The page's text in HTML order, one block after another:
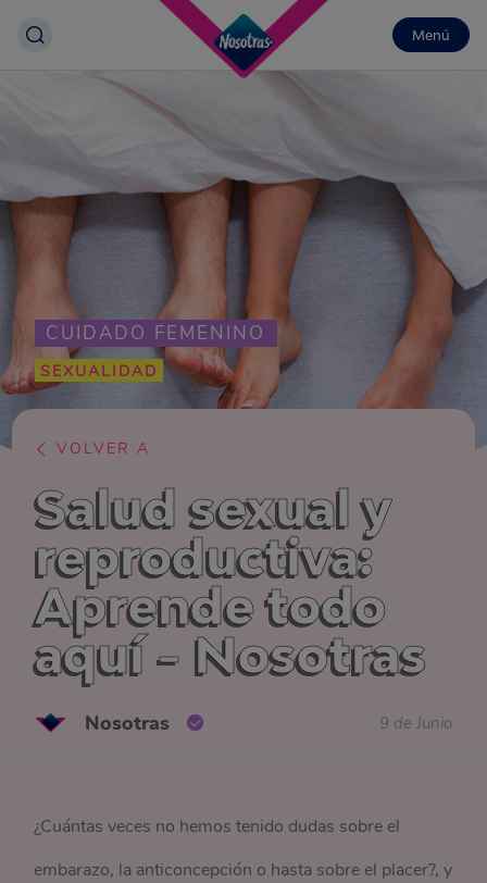
Menú
CUIDADO FEMENINO
SEXUALIDAD
VOLVER A
Salud sexual y
reproductiva:
Aprende todo
aquí - Nosotras
Nosotras 9 de Junio
¿Cuántas veces no hemos tenido dudas sobre el
embarazo, la anticoncepción o hasta sobre el placer?, y